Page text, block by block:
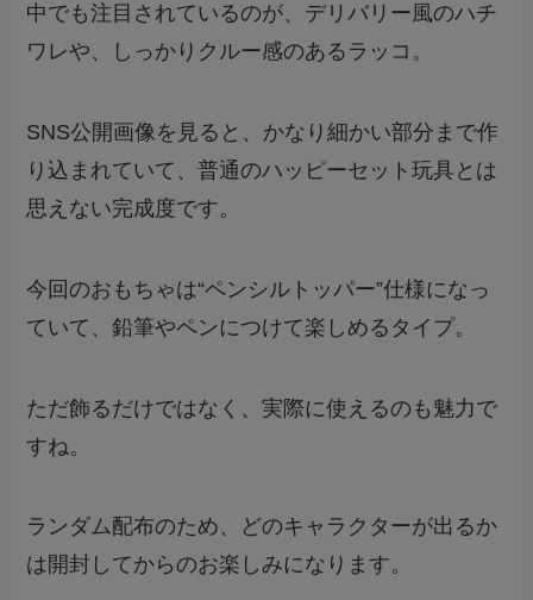
中でも注目されているのが、デリバリー風のハチ
ワレや、しっかりクルー感のあるラッコ。
SNS公開画像を見ると、かなり細かい部分まで作
り込まれていて、普通のハッピーセット玩具とは
思えない完成度です。
今回のおもちゃは“ペンシルトッパー”仕様になっ
ていて、鉛筆やペンにつけて楽しめるタイプ。
ただ飾るだけではなく、実際に使えるのも魅力で
すね。
ランダム配布のため、どのキャラクターが出るか
は開封してからのお楽しみになります。